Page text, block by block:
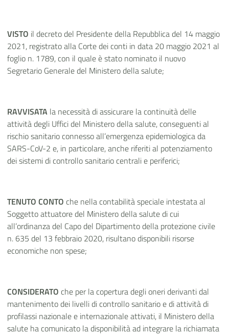
VISTO il decreto del Presidente della Repubblica del 14 maggio
2021, registrato alla Corte dei conti in data 20 maggio 2021 al
foglio n. 1789, con il quale è stato nominato il nuovo
Segretario Generale del Ministero della salute;
RAVVISATA la necessità di assicurare la continuità delle
attività degli Uffici del Ministero della salute, conseguenti al
rischio sanitario connesso all’emergenza epidemiologica da
SARS-CoV-2 e, in particolare, anche riferiti al potenziamento
dei sistemi di controllo sanitario centrali e periferici;
TENUTO CONTO che nella contabilità speciale intestata al
Soggetto attuatore del Ministero della salute di cui
all’ordinanza del Capo del Dipartimento della protezione civile
n. 635 del 13 febbraio 2020, risultano disponibili risorse
economiche non spese;
CONSIDERATO che per la copertura degli oneri derivanti dal
mantenimento dei livelli di controllo sanitario e di attività di
profilassi nazionale e internazionale attivati, il Ministero della
salute ha comunicato la disponibilità ad integrare la richiamata